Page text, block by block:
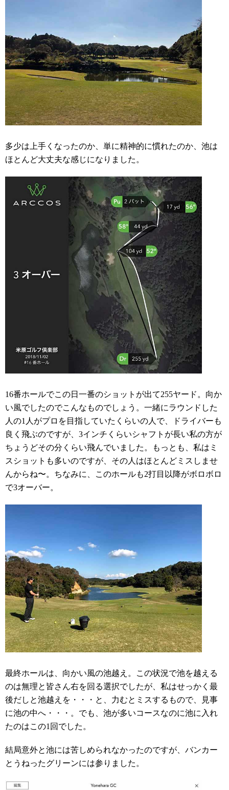
多少は上手くなったのか、単に精神的に慣れたのか、池は
ほとんど大丈夫な感じになりました。
16番ホールでこの日一番のショットが出て255ヤード。向か
い風でしたのでこんなものでしょう。一緒にラウンドした
人の1人がプロを目指していたくらいの人で、ドライバーも
良く飛ぶのですが、3インチくらいシャフトが長い私の方が
ちょうどその分くらい飛んでいました。もっとも、私はミ
スショットも多いのですが、その人はほとんどミスしませ
んからね〜。ちなみに、このホールも2打目以降がボロボロ
で3オーバー。
最終ホールは、向かい風の池越え。この状況で池を越える
のは無理と皆さん右を回る選択でしたが、私はせっかく最
後だしと池越えを・・・と、力むとミスするもので、見事
に池の中へ・・・。でも、池が多いコースなのに池に入れ
たのはこの1回でした。
結局意外と池には苦しめられなかったのですが、バンカー
とうねったグリーンには参りました。